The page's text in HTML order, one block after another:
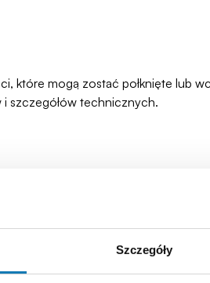
Szczegóły
które mogą zostać połknięte lub
szczegółów technicznych.